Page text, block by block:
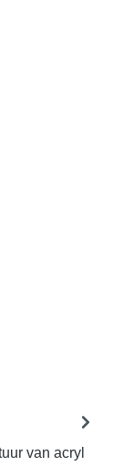
van acryl